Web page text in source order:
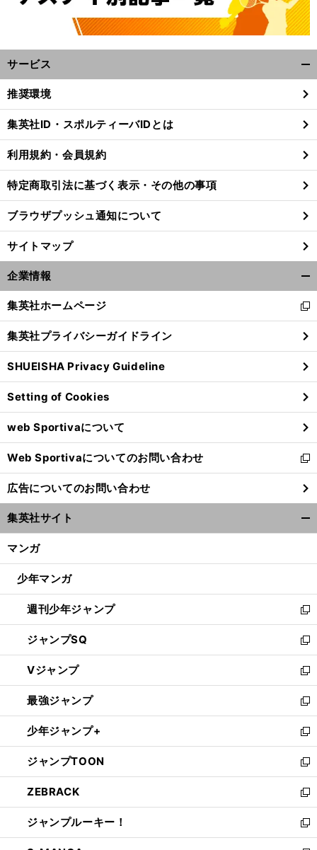
サービス
閉
る
推奨環境
集英社ID・スポルティーバIDとは
利用規約・会員規約
特定商取引法に基づく表示・その他の事項
ブラウザプッシュ通知について
サイトマップ
企業情報
閉
る
集英社ホームページ
新
し
い
ウ
ィ
ン
ド
ウ
で
開
く
集英社プライバシーガイドライン
SHUEISHA Privacy Guideline
Setting of Cookies
web Sportivaについて
Web Sportivaについてのお問い合わせ
新
し
い
ウ
ィ
ン
ウ
開
く
広告についてのお問い合わせ
集英社サイト
マンガ
少年マンガ
週刊少年ジャンプ
新
し
い
ウ
ィ
ン
ド
ウ
で
開
く
ジャンプSQ
新
し
い
ウ
ィ
ン
ド
ウ
で
開
く
Vジャンプ
新
し
い
ウ
ィ
ン
ド
ウ
で
開
く
最強ジャンプ
新
し
い
ウ
ィ
ン
ド
ウ
で
開
少年ジャンプ+
新
し
い
ウ
ィ
ン
ド
ウ
ジャンプTOON
新
し
い
ウ
ィ
ン
ZEBRACK
新
し
い
ウ
ジャンプルーキー！
新
し